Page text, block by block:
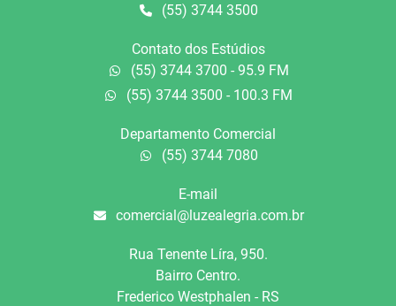
(55) 3744 3500
Contato dos Estúdios
(55) 3744 3700 - 95.9 FM
(55) 3744 3500 - 100.3 FM
Departamento Comercial
(55) 3744 7080
E-mail
comercial@luzealegria.com.br
Rua Tenente Líra, 950.
Bairro Centro.
Frederico Westphalen - RS